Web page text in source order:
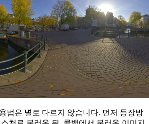
법은 별로 다르지 않습니다. 먼저 등장방